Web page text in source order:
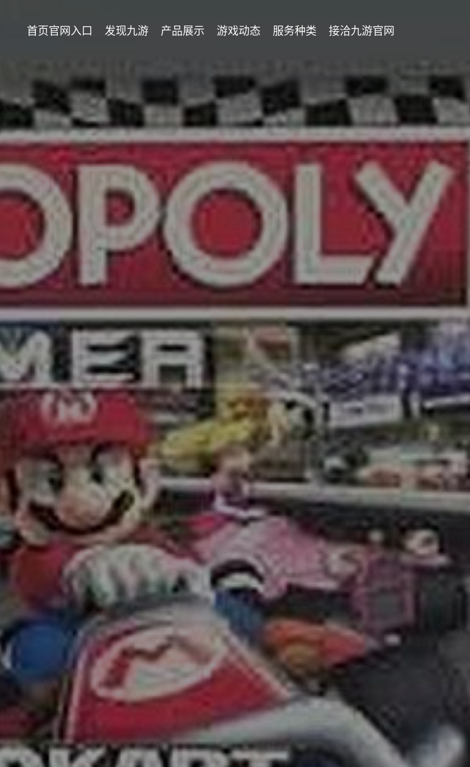
首页官网入口 发现九游 产品展示 游戏动态 服务种类 接洽九游官网